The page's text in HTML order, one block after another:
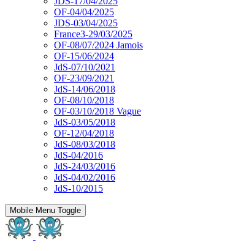
OF-04/04/2025
JDS-03/04/2025
France3-29/03/2025
OF-08/07/2024 Jamois
OF-15/06/2024
JdS-07/10/2021
OF-23/09/2021
JdS-14/06/2018
OF-08/10/2018
OF-03/10/2018 Vague
JdS-03/05/2018
OF-12/04/2018
JdS-08/03/2018
JdS-04/2016
JdS-24/03/2016
JdS-04/02/2016
JdS-10/2015
Mobile Menu Toggle